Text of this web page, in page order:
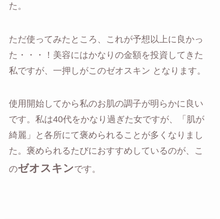
た。
ただ使ってみたところ、これが予想以上に良かっ
た・・・！美容にはかなりの金額を投資してきた
私ですが、一押しがこのゼオスキン となります。
使用開始してから私のお肌の調子が明らかに良い
です。私は40代をかなり過ぎた女ですが、「肌が
綺麗」と各所にて褒められることが多くなりまし
た。褒められるたびにおすすめしているのが、こ
のゼオスキンです。